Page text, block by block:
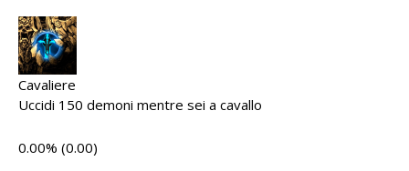
Cavaliere
Uccidi 150 demoni mentre sei a cavallo
0.00% (0.00)